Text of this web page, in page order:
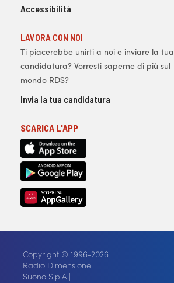
Accessibilità
LAVORA CON NOI
Ti piacerebbe unirti a noi e inviare la tua
candidatura? Vorresti saperne di più sul
mondo RDS?
Invia la tua candidatura
SCARICA L'APP
Copyright © 1996-2026
Radio Dimensione
Suono S.p.A |